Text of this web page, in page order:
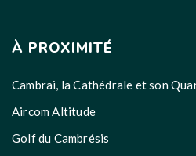
À PROXIMITÉ
Cambrai, la Cathédrale et son
Aircom Altitude
Golf du Cambrésis